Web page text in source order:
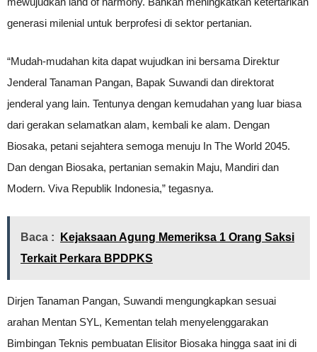
generasi milenial untuk berprofesi di sektor pertanian.
“Mudah-mudahan kita dapat wujudkan ini bersama Direktur
Jenderal Tanaman Pangan, Bapak Suwandi dan direktorat
jenderal yang lain. Tentunya dengan kemudahan yang luar biasa
dari gerakan selamatkan alam, kembali ke alam. Dengan
Biosaka, petani sejahtera semoga menuju In The World 2045.
Dan dengan Biosaka, pertanian semakin Maju, Mandiri dan
Modern. Viva Republik Indonesia,” tegasnya.
Baca :
Kejaksaan Agung Memeriksa 1 Orang Saksi
Terkait Perkara BPDPKS
Dirjen Tanaman Pangan, Suwandi mengungkapkan sesuai
arahan Mentan SYL, Kementan telah menyelenggarakan
Bimbingan Teknis pembuatan Elisitor Biosaka hingga saat ini di